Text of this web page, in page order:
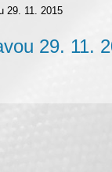
29. 11. 2015
29. 11.